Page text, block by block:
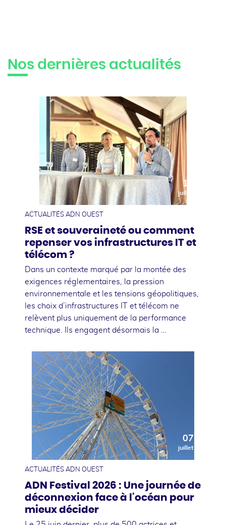
Nos dernières actualités
10
juillet
ACTUALITÉS ADN OUEST
RSE et souveraineté ou comment
repenser vos infrastructures IT et
télécom ?
Dans un contexte marqué par la montée des
exigences réglementaires, la pression
environnementale et les tensions géopolitiques,
les choix d’infrastructures IT et télécom ne
relèvent plus uniquement de la performance
technique. Ils engagent désormais la …
07
juillet
ACTUALITÉS ADN OUEST
ADN Festival 2026 : Une journée de
déconnexion face à l'océan pour
mieux décider